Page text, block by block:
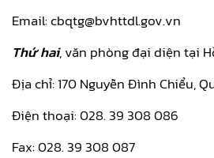
Email: cbqtg@bvhttdl.gov.vn
Thứ hai, văn phòng đại diện tại
Địa chỉ: 170 Nguyễn Đình Chiểu,
Điện thoại: 028. 39 308 086
Fax: 028. 39 308 087